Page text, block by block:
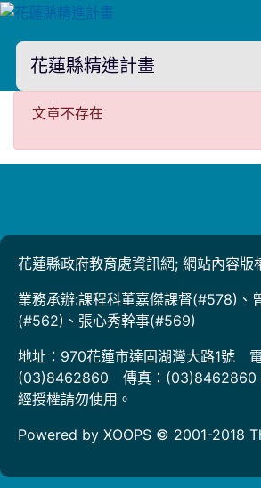
花蓮縣精進計畫
文章不存在
文章不存在
花蓮縣政府教育處資訊網; 網站內容版
業務承辦:課程科董嘉傑課督(#578)、
(#562)、張心秀幹事(#569)
地址：970花蓮市達固湖灣大路1號
(03)8462860 傳真：(03)8462860
經授權請勿使用。
Powered by XOOPS © 2001-2018